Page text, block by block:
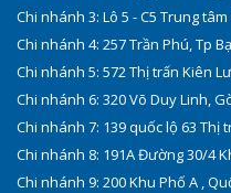
Chi nhánh 3: Lô 5 - C5 Trung
Chi nhánh 4: 257 Trần Phú, Tp
Chi nhánh 5: 572 Thị trấn Kiên
Chi nhánh 6: 320 Võ Duy Linh,
Chi nhánh 7: 139 quốc lộ 63 Thị
Chi nhánh 8: 191A Đường 30/4
Chi nhánh 9: 200 Khu Phố A ,